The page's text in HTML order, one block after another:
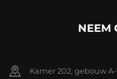
NEEM
Kamer 202, gebouw